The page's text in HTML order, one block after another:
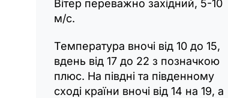
Вітер переважно західний, 5-10
м/с.
Температура вночі від 10 до 15,
вдень від 17 до 22 з позначкою
плюс. На півдні та південному
сході країни вночі від 14 на 19, а